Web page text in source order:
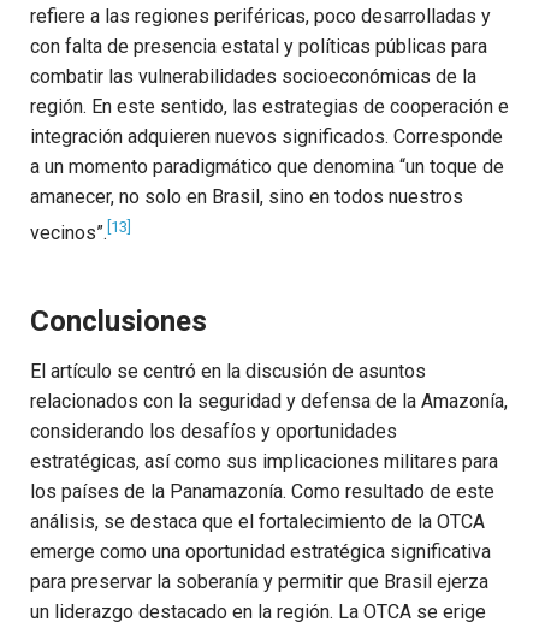
refiere a las regiones periféricas, poco desarrolladas y
con falta de presencia estatal y políticas públicas para
combatir las vulnerabilidades socioeconómicas de la
región. En este sentido, las estrategias de cooperación e
integración adquieren nuevos significados. Corresponde
a un momento paradigmático que denomina “un toque de
amanecer, no solo en Brasil, sino en todos nuestros
vecinos”. [13]
Conclusiones
El artículo se centró en la discusión de asuntos
relacionados con la seguridad y defensa de la Amazonía,
considerando los desafíos y oportunidades
estratégicas, así como sus implicaciones militares para
los países de la Panamazonía. Como resultado de este
análisis, se destaca que el fortalecimiento de la OTCA
emerge como una oportunidad estratégica significativa
para preservar la soberanía y permitir que Brasil ejerza
un liderazgo destacado en la región. La OTCA se erige